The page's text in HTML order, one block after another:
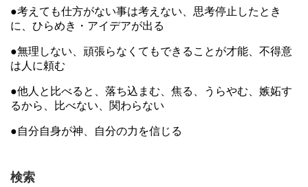
●考えても仕方がない事は考えない、思考停止したとき
に、ひらめき・アイデアが出る
●無理しない、頑張らなくてもできることが才能、不得意
は人に頼む
●他人と比べると、落ち込まむ、焦る、うらやむ、嫉妬す
るから、比べない、関わらない
●自分自身が神、自分の力を信じる
検索